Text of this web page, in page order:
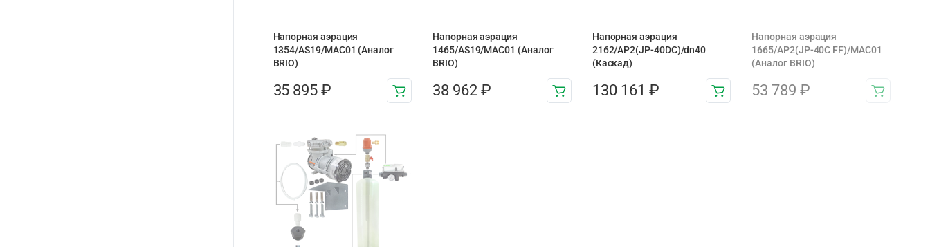
Напорная аэрация
1354/AS19/MAC01 (Аналог
BRIO)
35 895₽
Напорная аэрация
1465/AS19/MAC01 (Аналог
BRIO)
38 962 ₽
Напорная аэрация
2162/AP2(JP-40DC)/dn40
(Каскад)
130 161 ₽
Напорная аэрация
1665/AP2(JP-40C FF)/MAC01
(Аналог BRIO)
53 789₽